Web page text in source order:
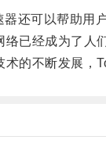
可以帮助用户
经成为了人们
不断发展，